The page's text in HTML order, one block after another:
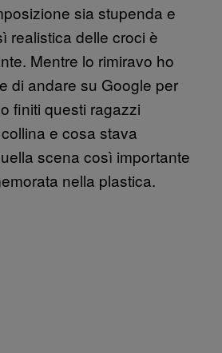
sia stupenda e
realistica delle croci è
Mentre lo rimiravo ho
di andare su Google per
finiti questi ragazzi
e cosa stava
scena così importante
nella plastica.